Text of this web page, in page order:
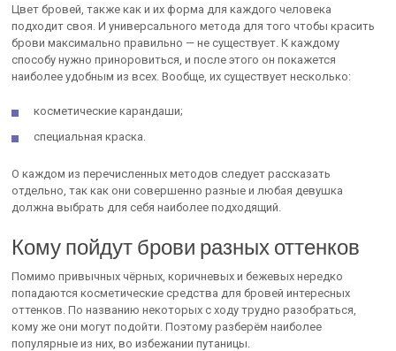
Цвет бровей, также как и их форма для каждого человека
подходит своя. И универсального метода для того чтобы красить
брови максимально правильно — не существует. К каждому
способу нужно приноровиться, и после этого он покажется
наиболее удобным из всех. Вообще, их существует несколько:
косметические карандаши;
специальная краска.
О каждом из перечисленных методов следует рассказать
отдельно, так как они совершенно разные и любая девушка
должна выбрать для себя наиболее подходящий.
Кому пойдут брови разных оттенков
Помимо привычных чёрных, коричневых и бежевых нередко
попадаются косметические средства для бровей интересных
оттенков. По названию некоторых с ходу трудно разобраться,
кому же они могут подойти. Поэтому разберём наиболее
популярные из них, во избежании путаницы.